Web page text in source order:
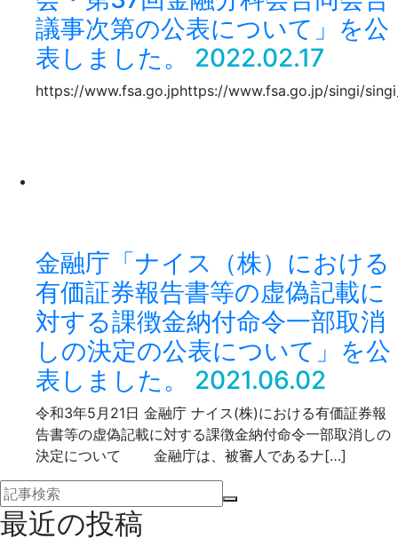
議事次第の公表について」を公
表しました。
2022.02.17
https://www.fsa.go.jphttps://www.fsa.go.jp/singi/
金融庁「ナイス（株）における
有価証券報告書等の虚偽記載に
対する課徴金納付命令一部取消
しの決定の公表について」を公
表しました。
2021.06.02
令和3年5月21日 金融庁 ナイス(株)における有価証券報
告書等の虚偽記載に対する課徴金納付命令一部取消しの
決定について 金融庁は、被審人であるナ[…]
最近の投稿